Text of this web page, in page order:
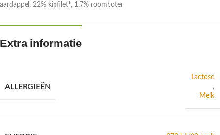
aardappel, 22% kipfiletª, 1,7% roomboter
Extra informatie
ALLERGIEËN
Lactose
,
Melk